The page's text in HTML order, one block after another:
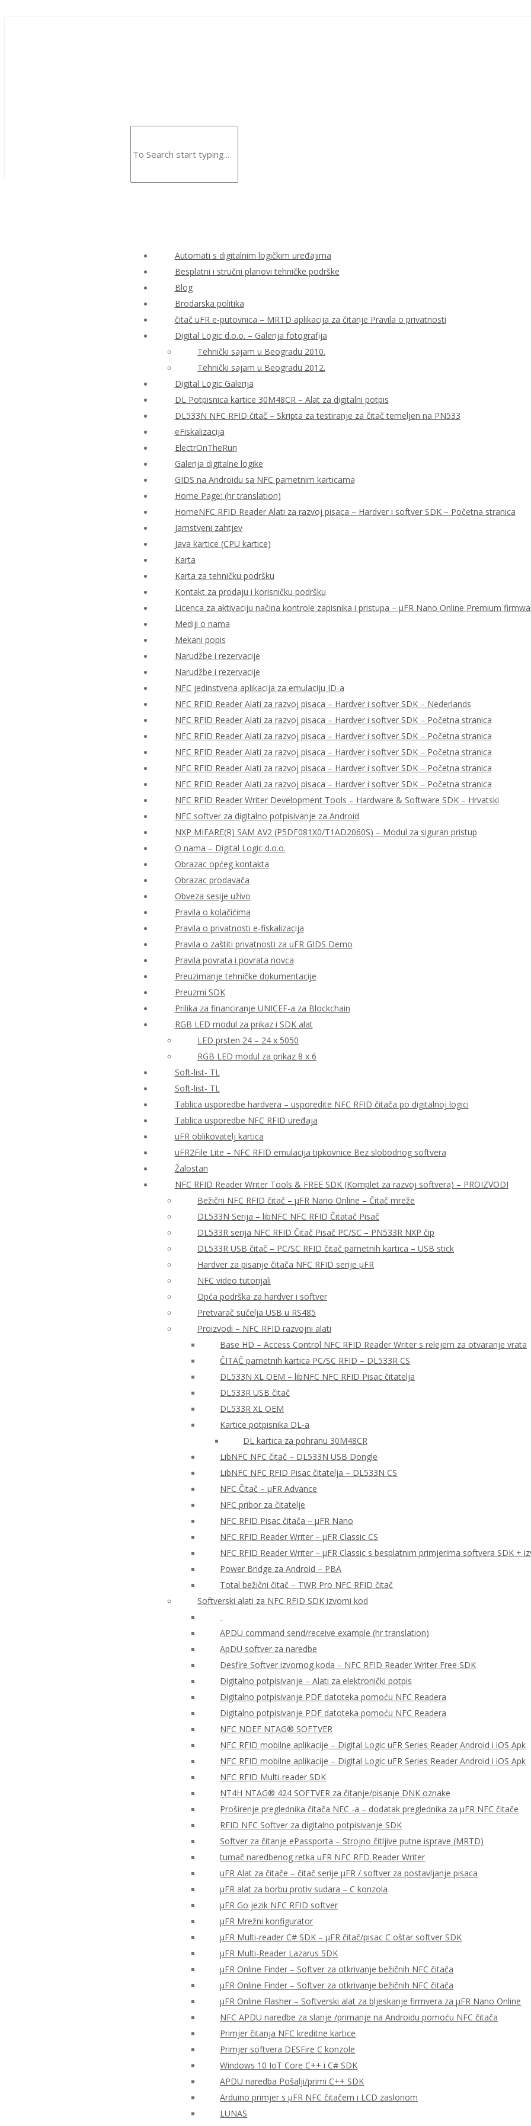
Automati s digitalnim logičkim uređajima
Besplatni i stručni planovi tehničke podrške
Blog
Brodarska politika
čitač uFR e-putovnica – MRTD aplikacija za čitanje Pravila o privatnosti
Digital Logic d.o.o. – Galerija fotografija
Tehnički sajam u Beogradu 2010.
Tehnički sajam u Beogradu 2012.
Digital Logic Galerija
DL Potpisnica kartice 30M48CR – Alat za digitalni potpis
DL533N NFC RFID čitač – Skripta za testiranje za čitač temeljen na PN533
eFiskalizacija
ElectrOnTheRun
Galerija digitalne logike
GIDS na Androidu sa NFC pametnim karticama
Home Page: (hr translation)
HomeNFC RFID Reader Alati za razvoj pisaca – Hardver i softver SDK – Početna stranica
Jamstveni zahtjev
Java kartice (CPU kartice)
Karta
Karta za tehničku podršku
Kontakt za prodaju i korisničku podršku
Licenca za aktivaciju načina kontrole zapisnika i pristupa – μFR Nano Online Premium
Mediji o nama
Mekani popis
Narudžbe i rezervacije
Narudžbe i rezervacije
NFC jedinstvena aplikacija za emulaciju ID-a
NFC RFID Reader Alati za razvoj pisaca – Hardver i softver SDK – Nederlands
NFC RFID Reader Alati za razvoj pisaca – Hardver i softver SDK – Početna stranica
NFC RFID Reader Alati za razvoj pisaca – Hardver i softver SDK – Početna stranica
NFC RFID Reader Alati za razvoj pisaca – Hardver i softver SDK – Početna stranica
NFC RFID Reader Alati za razvoj pisaca – Hardver i softver SDK – Početna stranica
NFC RFID Reader Alati za razvoj pisaca – Hardver i softver SDK – Početna stranica
NFC RFID Reader Writer Development Tools – Hardware & Software SDK – Hrvatski
NFC softver za digitalno potpisivanje za Android
NXP MIFARE(R) SAM AV2 (P5DF081X0/T1AD2060S) – Modul za siguran pristup
O nama – Digital Logic d.o.o.
Obrazac općeg kontakta
Obrazac prodavača
Obveza sesije uživo
Pravila o kolačićima
Pravila o privatnosti e-fiskalizacija
Pravila o zaštiti privatnosti za uFR GIDS Demo
Pravila povrata i povrata novca
Preuzimanje tehničke dokumentacije
Preuzmi SDK
Prilika za financiranje UNICEF-a za Blockchain
RGB LED modul za prikaz i SDK alat
LED prsten 24 – 24 x 5050
RGB LED modul za prikaz 8 x 6
Soft-list- TL
Soft-list- TL
Tablica usporedbe hardvera – usporedite NFC RFID čitača po digitalnoj logici
Tablica usporedbe NFC RFID uređaja
uFR oblikovatelj kartica
uFR2File Lite – NFC RFID emulacija tipkovnice Bez slobodnog softvera
Žalostan
NFC RFID Reader Writer Tools & FREE SDK (Komplet za razvoj softvera) – PROIZVODI
Bežični NFC RFID čitač – μFR Nano Online – Čitač mreže
DL533N Serija – libNFC NFC RFID Čitatač Pisač
DL533R serija NFC RFID Čitač Pisač PC/SC – PN533R NXP čip
DL533R USB čitač – PC/SC RFID čitač pametnih kartica – USB stick
Hardver za pisanje čitača NFC RFID serije μFR
NFC video tutorijali
Opća podrška za hardver i softver
Pretvarač sučelja USB u RS485
Proizvodi – NFC RFID razvojni alati
Base HD – Access Control NFC RFID Reader Writer s relejem za otvaranje vrata
ČITAČ pametnih kartica PC/SC RFID – DL533R CS
DL533N XL OEM – libNFC NFC RFID Pisac čitatelja
DL533R USB čitač
DL533R XL OEM
Kartice potpisnika DL-a
DL kartica za pohranu 30M48CR
LibNFC NFC čitač – DL533N USB Dongle
LibNFC NFC RFID Pisac čitatelja – DL533N CS
NFC Čitač – μFR Advance
NFC pribor za čitatelje
NFC RFID Pisac čitača – μFR Nano
NFC RFID Reader Writer – μFR Classic CS
NFC RFID Reader Writer – μFR Classic s besplatnim primjerima softvera SDK +
Power Bridge za Android – PBA
Total bežični čitač – TWR Pro NFC RFID čitač
Softverski alati za NFC RFID SDK izvorni kod
APDU command send/receive example (hr translation)
ApDU softver za naredbe
Desfire Softver izvornog koda – NFC RFID Reader Writer Free SDK
Digitalno potpisivanje – Alati za elektronički potpis
Digitalno potpisivanje PDF datoteka pomoću NFC Readera
Digitalno potpisivanje PDF datoteka pomoću NFC Readera
NFC NDEF NTAG® SOFTVER
NFC RFID mobilne aplikacije – Digital Logic uFR Series Reader Android i iOS Apk
NFC RFID mobilne aplikacije – Digital Logic uFR Series Reader Android i iOS Apk
NFC RFID Multi-reader SDK
NT4H NTAG® 424 SOFTVER za čitanje/pisanje DNK oznake
Proširenje preglednika čitača NFC -a – dodatak preglednika za μFR NFC čitače
RFID NFC Softver za digitalno potpisivanje SDK
Softver za čitanje ePassporta – Strojno čitljive putne isprave (MRTD)
tumač naredbenog retka uFR NFC RFD Reader Writer
uFR Alat za čitače – čitač serije μFR / softver za postavljanje pisaca
μFR alat za borbu protiv sudara – C konzola
μFR Go jezik NFC RFID softver
μFR Mrežni konfigurator
μFR Multi-reader C# SDK – μFR čitač/pisac C oštar softver SDK
μFR Multi-Reader Lazarus SDK
μFR Online Finder – Softver za otkrivanje bežičnih NFC čitača
μFR Online Finder – Softver za otkrivanje bežičnih NFC čitača
μFR Online Flasher – Softverski alat za bljeskanje firmvera za μFR Nano Online
NFC APDU naredbe za slanje /primanje na Androidu pomoću NFC čitača
Primjer čitanja NFC kreditne kartice
Primjer softvera DESFire C konzole
Windows 10 IoT Core C++ i C# SDK
APDU naredba Pošalji/primi C++ SDK
Arduino primjer s μFR NFC čitačem i LCD zaslonom
LUNAS